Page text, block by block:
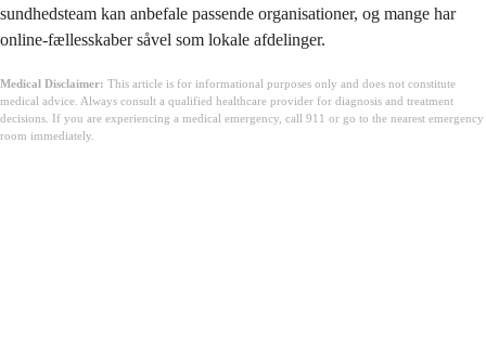
sundhedsteam kan anbefale passende organisationer, og mange har
online-fællesskaber såvel som lokale afdelinger.
Medical Disclaimer: This article is for informational purposes only and does not constitute
medical advice. Always consult a qualified healthcare provider for diagnosis and treatment
decisions. If you are experiencing a medical emergency, call 911 or go to the nearest emergency
room immediately.